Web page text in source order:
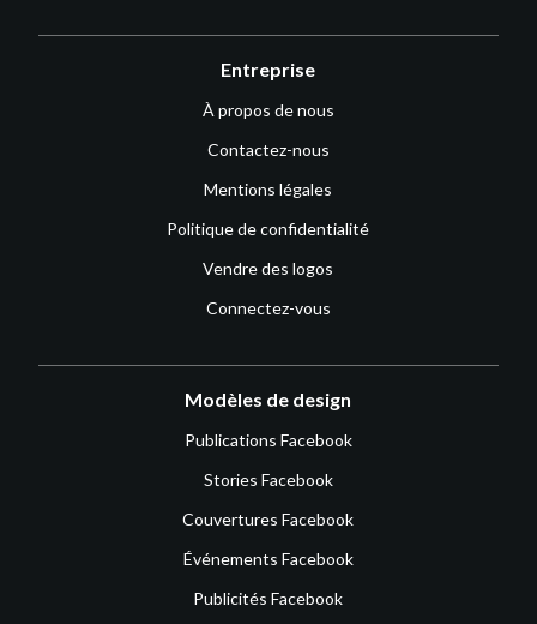
Entreprise
À propos de nous
Contactez-nous
Mentions légales
Politique de confidentialité
Vendre des logos
Connectez-vous
Modèles de design
Publications Facebook
Stories Facebook
Couvertures Facebook
Événements Facebook
Publicités Facebook